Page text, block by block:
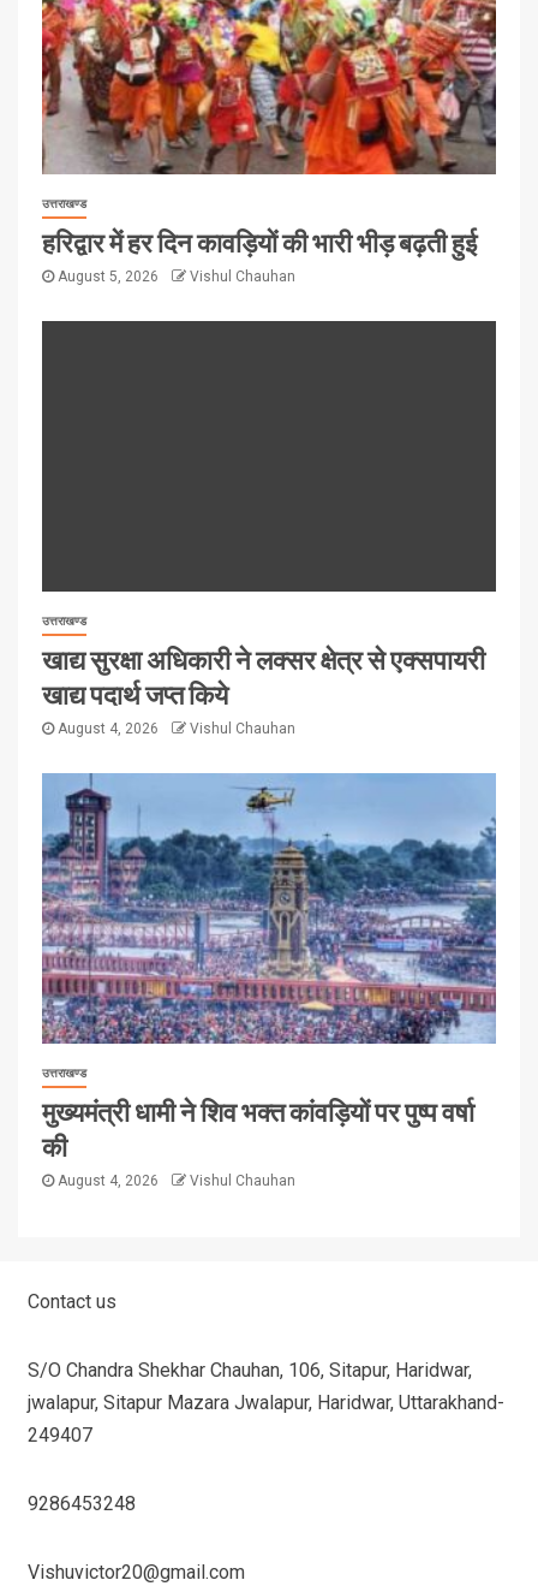
उत्तराखण्ड
हरिद्वार में हर दिन कावड़ियों की भारी भीड़ बढ़ती हुई
August 5, 2026 Vishul Chauhan
उत्तराखण्ड
खाद्य सुरक्षा अधिकारी ने लक्सर क्षेत्र से एक्सपायरी
खाद्य पदार्थ जप्त किये
August 4, 2026 Vishul Chauhan
उत्तराखण्ड
मुख्यमंत्री धामी ने शिव भक्त कांवड़ियों पर पुष्प वर्षा
की
August 4, 2026 Vishul Chauhan
Contact us
S/O Chandra Shekhar Chauhan, 106, Sitapur, Haridwar,
jwalapur, Sitapur Mazara Jwalapur, Haridwar, Uttarakhand-
249407
9286453248
Vishuvictor20@gmail.com